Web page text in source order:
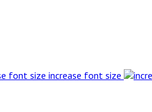
increase font size